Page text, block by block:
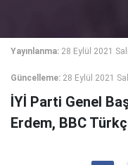
Yayınlanma: 28 Eylül 2021
Güncelleme: 28 Eylül 2021
İYİ Parti Genel
Erdem, BBC